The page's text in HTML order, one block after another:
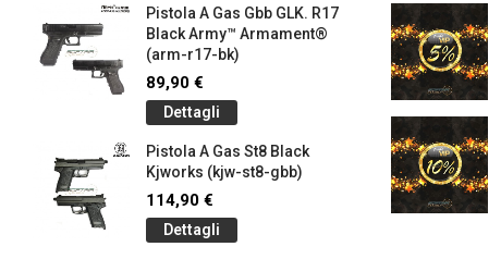
Pistola A Gas Gbb GLK. R17
Black Army™ Armament®
(arm-r17-bk)
89,90 €
Dettagli
Pistola A Gas St8 Black
Kjworks (kjw-st8-gbb)
114,90 €
Dettagli